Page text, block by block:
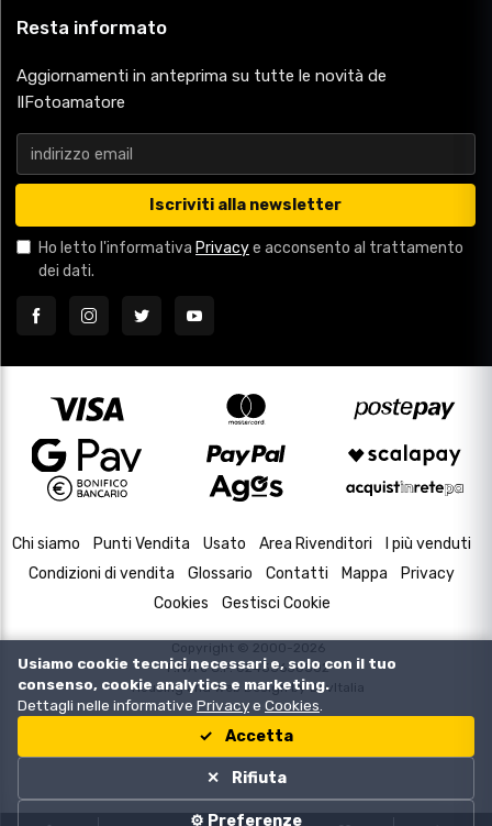
Resta informato
Aggiornamenti in anteprima su tutte le novità de
IlFotoamatore
Iscriviti alla newsletter
Ho letto l'informativa Privacye acconsento al trattamento
dei dati.
Chi siamo Punti Vendita Usato Area Rivenditori
I più venduti
Condizioni di vendita
Glossario Contatti Mappa
Privacy
Cookies
Gestisci Cookie
Copyright © 2000-2026
P.IVA e C.F. 02433630502
Housing and Web Design byDevItalia
Usiamo cookie tecnici necessari e, solo con il tuo
consenso, cookie analytics e marketing.
Dettagli nelle informative Privacye Cookies
Accetta
Rifiuta
⚙️ Preferenze